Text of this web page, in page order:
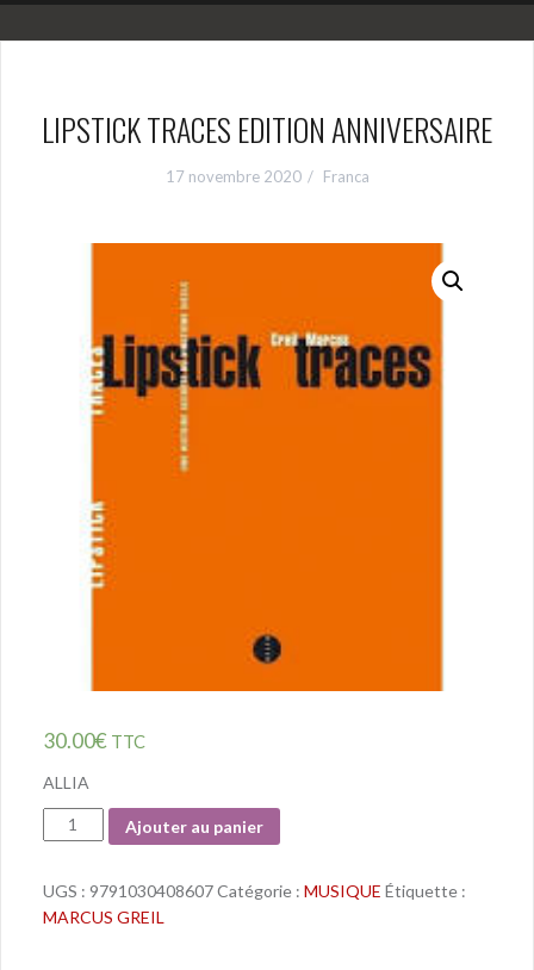
LIPSTICK TRACES EDITION ANNIVERSAIRE
17 novembre 2020 Franca
30.00€ TTC
ALLIA
Quantité
Ajouter au panier
UGS : 9791030408607Catégorie : MUSIQUE Étiquette :
MARCUS GREIL